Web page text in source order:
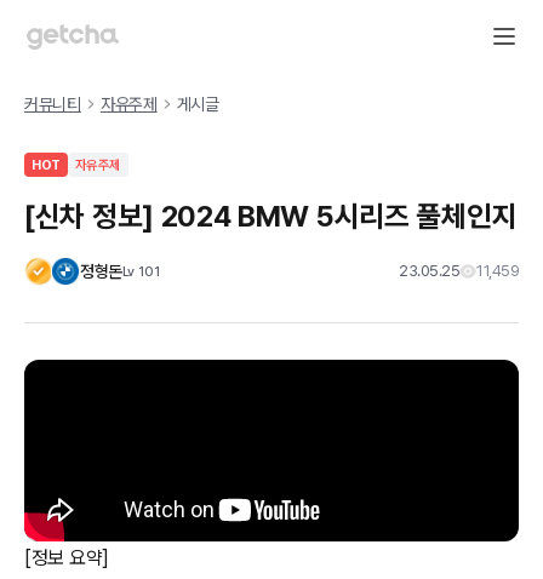
커뮤니티 자유주제 게시글
HOT 자유주제
[신차 정보] 2024 BMW 5시리즈 풀체인지
정형돈Lv 101 23.05.25 11,459
[정보 요약]